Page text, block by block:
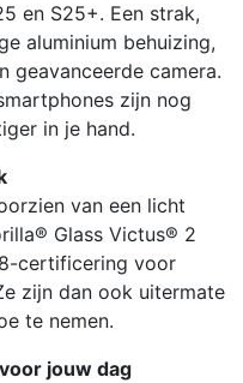
en S25+. Een strak,
aluminium behuizing,
geavanceerde camera.
zijn nog
in je hand.
van een licht
Glass Victus® 2
certificering voor
zijn dan ook uitermate
te nemen.
jouw dag